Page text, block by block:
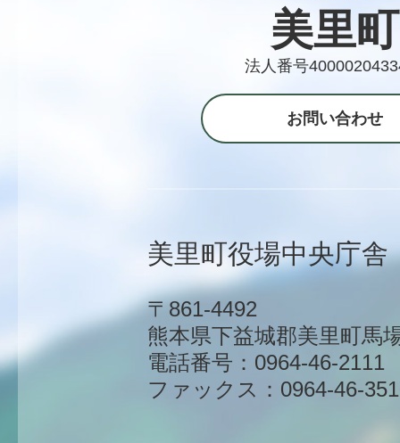
美里町
法人番号
お問い合わせ
美里町役場中央庁舎
〒861-4492
熊本県下益城郡美里町馬
電話番号：0964-46-2111
ファックス：0964-46-